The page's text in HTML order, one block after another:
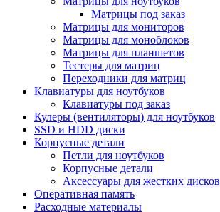
Матрицы под заказ
Матрицы для мониторов
Матрицы для моноблоков
Матрицы для планшетов
Тестеры для матриц
Переходники для матриц
Клавиатуры для ноутбуков
Клавиатуры под заказ
Кулеры (вентиляторы) для ноутбуков
SSD и HDD диски
Корпусные детали
Петли для ноутбуков
Корпусные детали
Аксессуары для жестких дисков
Оперативная память
Расходные материалы